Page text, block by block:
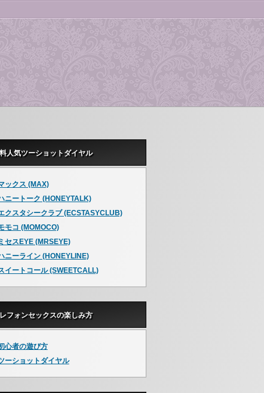
人気ツーショットダイヤル
ックス (MAX)
ニートーク (HONEYTALK)
クスタシークラブ (ECSTASYCLUB)
モコ (MOMOCO)
ミセスEYE (MRSEYE)
ニーライン (HONEYLINE)
イートコール (SWEETCALL)
フォンセックスの楽しみ方
心者の遊び方
ーショットダイヤル